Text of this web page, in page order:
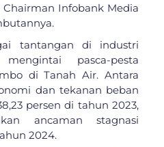
Chairman Infobank Media
tantangan di industri
pasca-pesta
di Tanah Air. Antara
dan tekanan beban
persen di tahun 2023,
ancaman stagnasi
2024.